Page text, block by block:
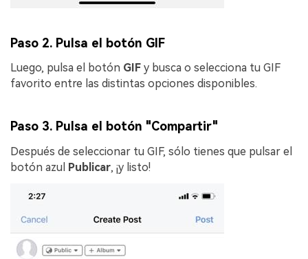
Paso 2. Pulsa el botón GIF
Luego, pulsa el botón GIF y busca o selecciona tu GIF
favorito entre las distintas opciones disponibles.
Paso 3. Pulsa el botón "Compartir"
Después de seleccionar tu GIF, sólo tienes que pulsar el
botón azul Publicar, ¡y listo!